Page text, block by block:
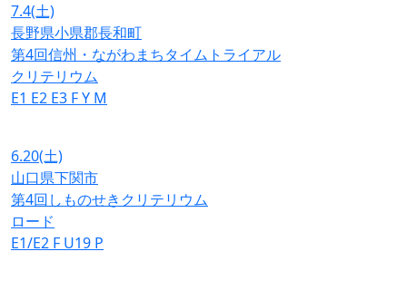
7.4(土)
長野県小県郡長和町
第4回信州・ながわまちタイムトライアル
クリテリウム
E1 E2 E3 FY M
6.20(土)
山口県下関市
第4回しものせきクリテリウム
ロード
E1/E2 F U19 P